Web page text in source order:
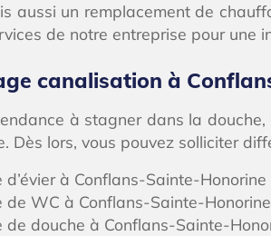
aussi un remplacement de
de notre entreprise pour
canalisation à
à stagner dans la
Dès lors, vous pouvez solliciter
à Conflans-Sainte-Honorine
de WC à Conflans-Sainte-Honorine
de douche à Conflans-Sainte-